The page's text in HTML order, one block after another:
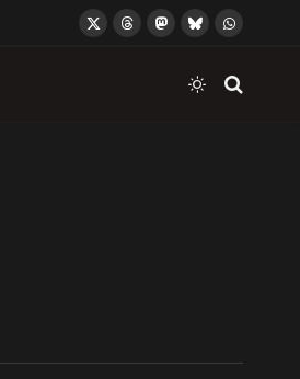
X
ThreadsMastodon
BlueskyWhatsApp